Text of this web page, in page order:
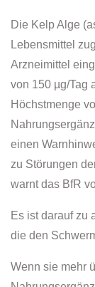
Die Kelp Alge
Lebensmittel
Arzneimittel
von 150 µg/Tag
Höchstmenge
einen
zu Störungen
warnt das BfR
Es ist darauf zu
die den
Wenn sie mehr